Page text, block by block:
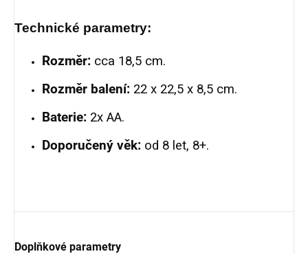
Technické parametry:
Rozměr: cca 18,5 cm.
Rozměr balení: 22 x 22,5 x 8,5 cm.
Baterie: 2x AA.
Doporučený věk: od 8 let, 8+.
Doplňkové parametry